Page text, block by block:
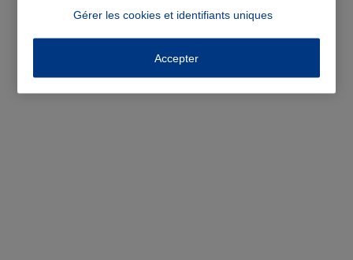
Gérer les cookies et identifiants uniques
Accepter